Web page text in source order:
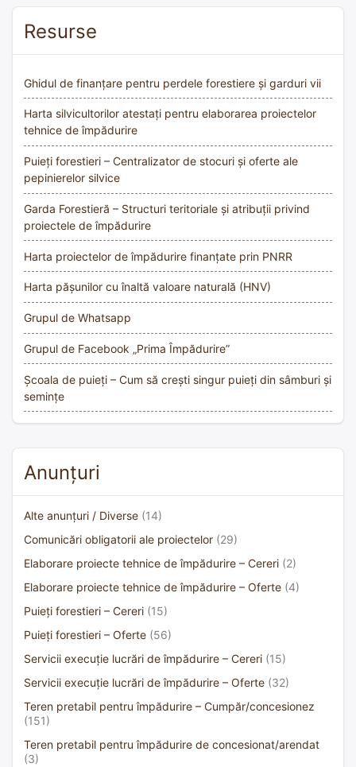
Resurse
Ghidul de finanțare pentru perdele forestiere și garduri vii
Harta silvicultorilor atestați pentru elaborarea proiectelor
tehnice de împădurire
Puieți forestieri – Centralizator de stocuri și oferte ale
pepinierelor silvice
Garda Forestieră – Structuri teritoriale și atribuții privind
proiectele de împădurire
Harta proiectelor de împădurire finanțate prin PNRR
Harta pășunilor cu înaltă valoare naturală (HNV)
Grupul de Whatsapp
Grupul de Facebook „Prima Împădurire”
Școala de puieți – Cum să crești singur puieți din sâmburi și
semințe
Anunțuri
Alte anunțuri / Diverse (14)
Comunicări obligatorii ale proiectelor (29)
Elaborare proiecte tehnice de împădurire – Cereri (2)
Elaborare proiecte tehnice de împădurire – Oferte (4)
Puieți forestieri – Cereri (15)
Puieți forestieri – Oferte (56)
Servicii execuție lucrări de împădurire – Cereri (15)
Servicii execuție lucrări de împădurire – Oferte (32)
Teren pretabil pentru împădurire – Cumpăr/concesionez
(151)
Teren pretabil pentru împădurire de concesionat/arendat
(3)